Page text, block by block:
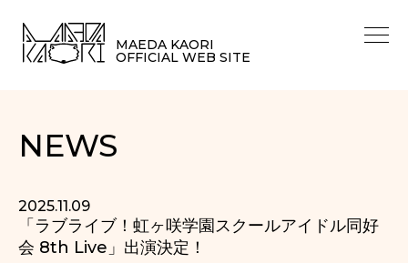
MAEDA KAORI
OFFICIAL WEB SITE
NEWS
2025.11.09
「ラブライブ！虹ヶ咲学園スクールアイドル同好
会 8th Live」出演決定！